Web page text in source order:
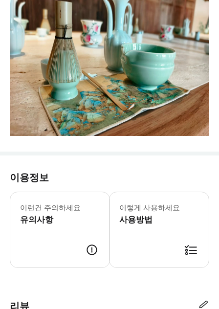
이용정보
이런건 주의하세요
유의사항
이렇게 사용하세요
사용방법
리뷰